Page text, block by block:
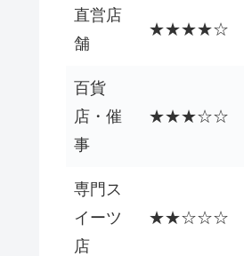
直営店
舗
★★★★☆
百貨
店・催
事
★★★☆☆
専門ス
イーツ
店
★★☆☆☆